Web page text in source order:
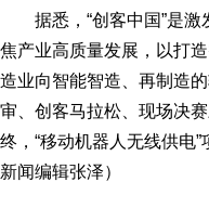
据悉，“创客中国”是
焦产业高质量发展，以打
造业向智能智造、再制造
审、创客马拉松、现场决
终，“移动机器人无线供电
新闻编辑张泽）